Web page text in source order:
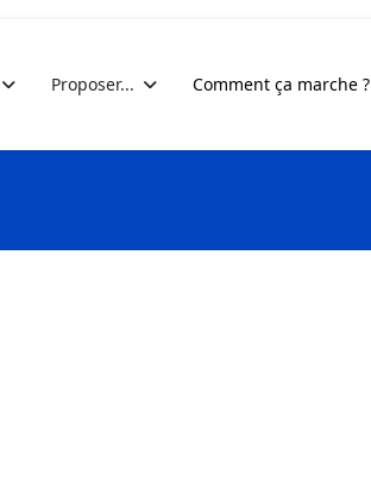
Proposer... Comment ça marche ?